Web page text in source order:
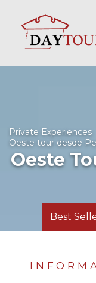
Best
Private Experiences
Oeste tour desde
Oeste